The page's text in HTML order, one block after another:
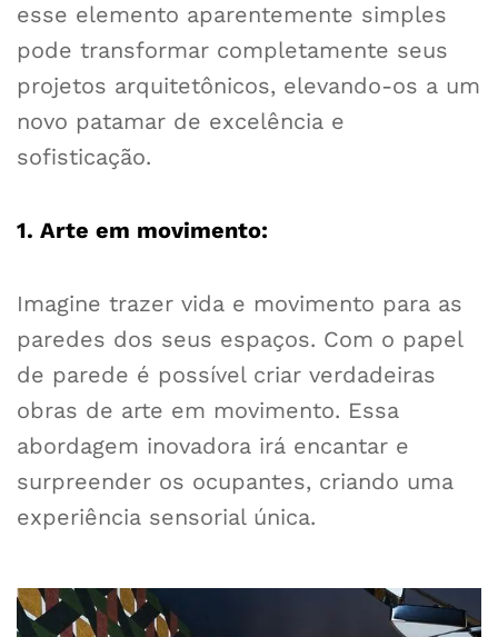
esse elemento aparentemente simples
pode transformar completamente seus
projetos arquitetônicos, elevando-os a um
novo patamar de excelência e
sofisticação.
1. Arte em movimento:
Imagine trazer vida e movimento para as
paredes dos seus espaços. Com o papel
de parede é possível criar verdadeiras
obras de arte em movimento. Essa
abordagem inovadora irá encantar e
surpreender os ocupantes, criando uma
experiência sensorial única.